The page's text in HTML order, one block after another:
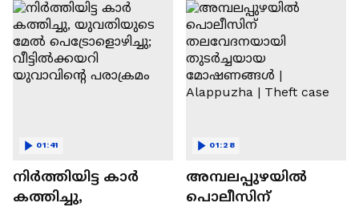
നിർത്തിയിട്ട കാർ
കത്തിച്ചു,
01:41
അമ്പലപ്പുഴയില്‍
പൊലീസിന്
01:28